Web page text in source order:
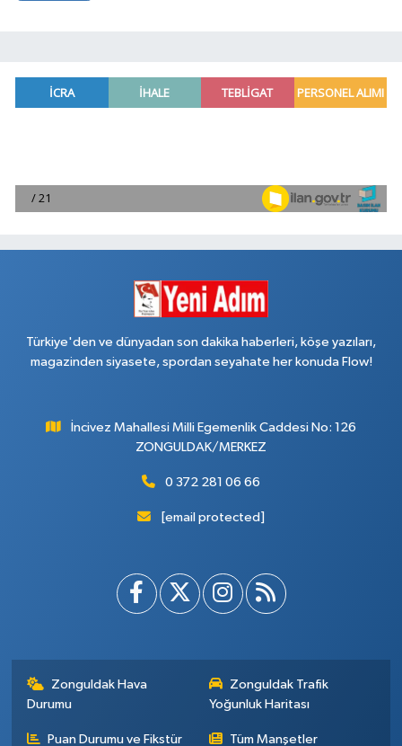
Türkiye'den ve dünyadan son dakika haberleri, köşe yazıları,
magazinden siyasete, spordan seyahate her konuda Flow!
İncivez Mahallesi Milli Egemenlik Caddesi No: 126
ZONGULDAK/MERKEZ
0 372 281 06 66
[email protected]
Zonguldak Hava
Durumu
Zonguldak Trafik
Yoğunluk Haritası
Puan Durumu ve Fikstür Tüm Manşetler